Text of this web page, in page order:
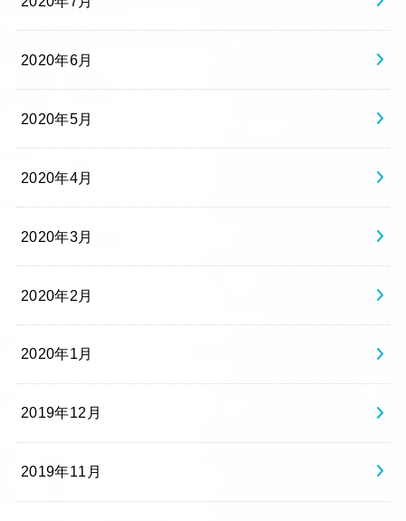
2020年6月
2020年5月
2020年4月
2020年3月
2020年2月
2020年1月
2019年12月
2019年11月